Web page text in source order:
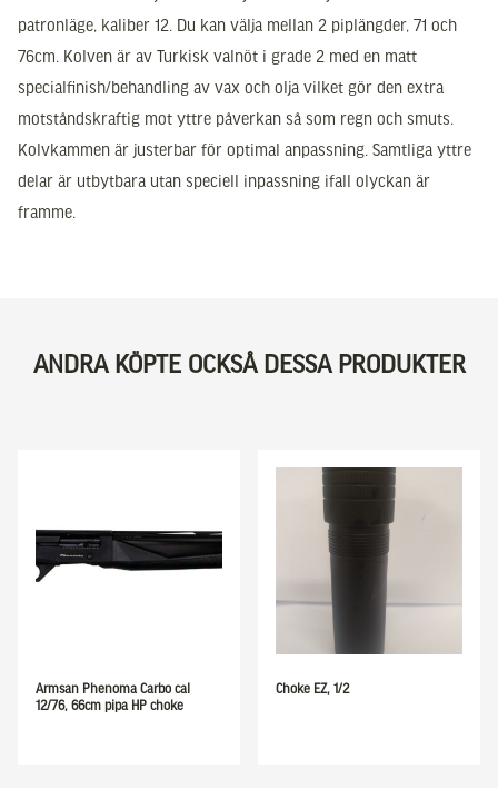
patronläge, kaliber 12. Du kan välja mellan 2 piplängder, 71 och
76cm. Kolven är av Turkisk valnöt i grade 2 med en matt
specialfinish/behandling av vax och olja vilket gör den extra
motståndskraftig mot yttre påverkan så som regn och smuts.
Kolvkammen är justerbar för optimal anpassning. Samtliga yttre
delar är utbytbara utan speciell inpassning ifall olyckan är
framme.
ANDRA KÖPTE OCKSÅ DESSA PRODUKTER
Armsan Phenoma Carbo cal
12/76, 66cm pipa HP choke
Choke EZ, 1/2